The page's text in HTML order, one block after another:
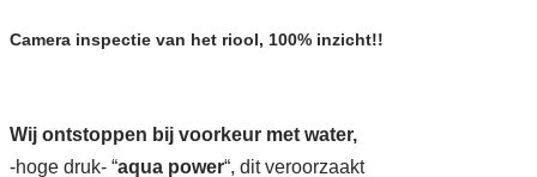
Camera inspectie van het riool, 100% inzicht!!
Wij ontstoppen bij voorkeur met water,
-hoge druk- “aqua power“, dit veroorzaakt